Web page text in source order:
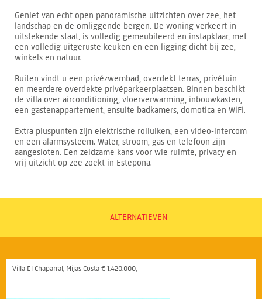
Geniet van echt open panoramische uitzichten over zee, het
landschap en de omliggende bergen. De woning verkeert in
uitstekende staat, is volledig gemeubileerd en instapklaar, met
een volledig uitgeruste keuken en een ligging dicht bij zee,
winkels en natuur.
Buiten vindt u een privézwembad, overdekt terras, privétuin
en meerdere overdekte privéparkeerplaatsen. Binnen beschikt
de villa over airconditioning, vloerverwarming, inbouwkasten,
een gastenappartement, ensuite badkamers, domotica en WiFi.
Extra pluspunten zijn elektrische rolluiken, een video-intercom
en een alarmsysteem. Water, stroom, gas en telefoon zijn
aangesloten. Een zeldzame kans voor wie ruimte, privacy en
vrij uitzicht op zee zoekt in Estepona.
ALTERNATIEVEN
Villa El Chaparral, Mijas Costa € 1.420.000,-